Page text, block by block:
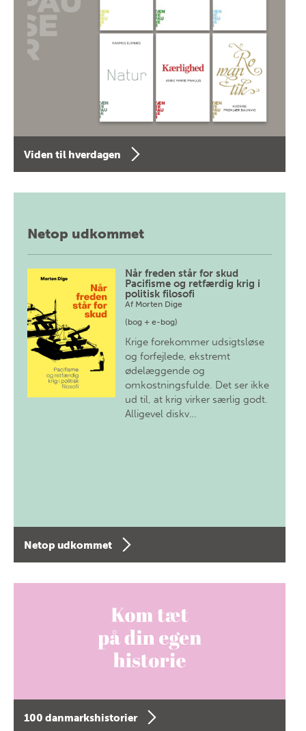
Viden til hverdagen
Netop udkommet
Når freden står for skud
Pacifisme og retfærdig krig i
politisk filosofi
Af Morten Dige
(bog + e-bog)
Krige forekommer udsigtsløse
og forfejlede, ekstremt
ødelæggende og
omkostningsfulde. Det ser ikke
ud til, at krig virker særlig godt.
Alligevel diskv…
Netop udkommet
100 danmarkshistorier